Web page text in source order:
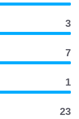
3
7
1
23